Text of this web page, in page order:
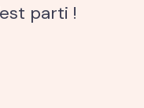
parti !